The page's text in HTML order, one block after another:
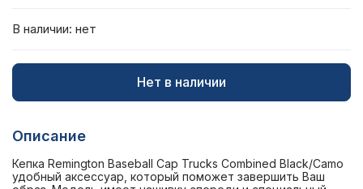
В наличии: нет
Нет в наличии
Описание
Кепка Remington Baseball Cap Trucks Combined Black/Camo
удобный аксессуар, который поможет завершить Ваш